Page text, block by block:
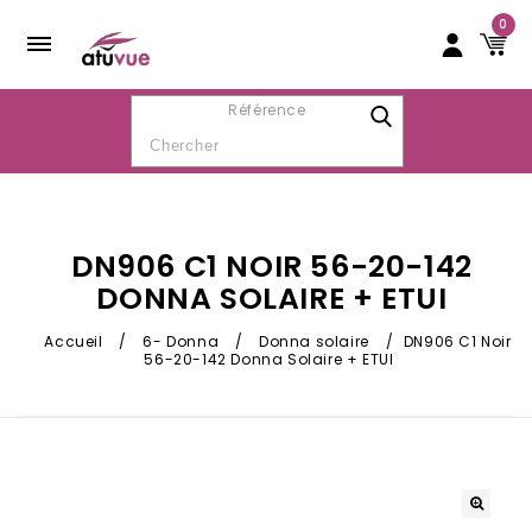
0
Référence
DN906 C1 NOIR 56-20-142
DONNA SOLAIRE + ETUI
Accueil / 6- Donna / Donna solaire / DN906 C1 Noir
56-20-142 Donna Solaire + ETUI